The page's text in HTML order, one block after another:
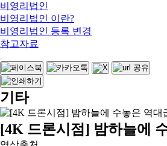
비영리법인
비영리법인 이란?
비영리법인 등록 변경
참고자료
기타
[4K 드론시점] 밤하늘에